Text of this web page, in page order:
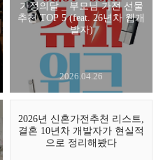
가정의달 _ 부모님 가전 선물
추천 TOP 5 (feat. 26년차 웹개
발자)
2026.04.26
2026년 신혼가전추천 리스트,
결혼 10년차 개발자가 현실적
으로 정리해봤다